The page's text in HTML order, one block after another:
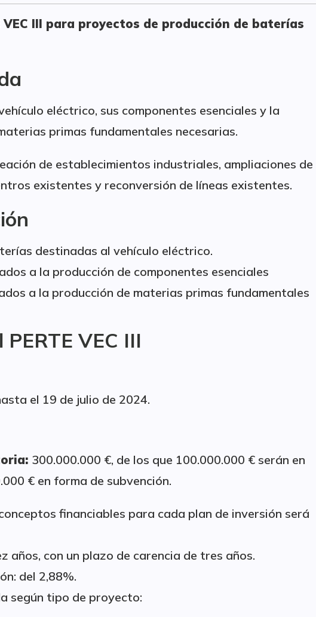
VEC III para proyectos de producción de baterías
eléctrico, sus componentes esenciales y la
primas fundamentales necesarias.
de establecimientos industriales, ampliaciones de
existentes y reconversión de líneas existentes.
destinadas al vehículo eléctrico.
a la producción de componentes esenciales
a la producción de materias primas fundamentales
VEC III
el 19 de julio de 2024.
300.000.000 €, de los que 100.000.000 € serán en
€ en forma de subvención.
financiables para cada plan de inversión será
años, con un plazo de carencia de tres años.
del 2,88%.
según tipo de proyecto: